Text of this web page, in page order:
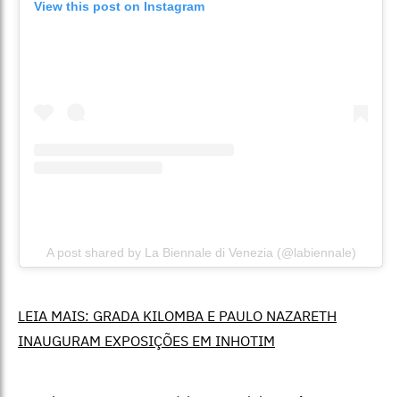
View this post on Instagram
A post shared by La Biennale di Venezia (@labiennale)
LEIA MAIS: GRADA KILOMBA E PAULO NAZARETH
INAUGURAM EXPOSIÇÕES EM INHOTIM